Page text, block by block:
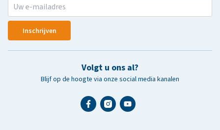
Inschrijven
Volgt u ons al?
Blijf op de hoogte via onze social media kanalen